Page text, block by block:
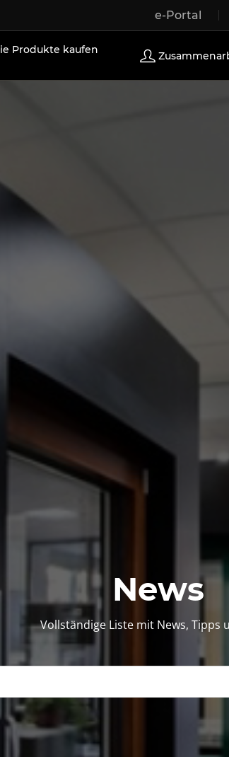
e-Portal
Außentüren
Produkte kaufen
News
Vollständige Liste mit News, Tipps